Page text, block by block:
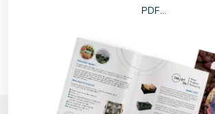
PDF...